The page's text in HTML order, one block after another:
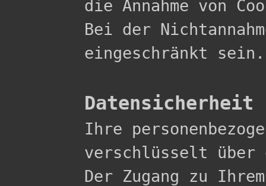
die Annahme von
Bei der
eingeschränkt sein.
Datensicherheit
Ihre
verschlüsselt über
Der Zugang zu